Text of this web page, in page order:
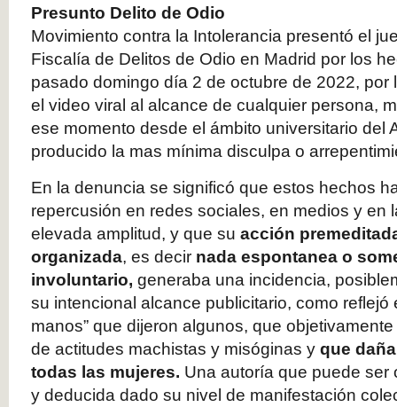
Presunto Delito de Odio
Movimiento contra la Intolerancia presentó el
Fiscalía de Delitos de Odio en Madrid por los
pasado domingo día 2 de octubre de 2022, por
el video viral al alcance de cualquier persona,
ese momento desde el ámbito universitario del
producido la mas mínima disculpa o
En la denuncia se significó que estos hechos
repercusión en redes sociales, en medios y en
elevada amplitud, y que su acción
organizada, es decir nada espontanea o
involuntario, generaba una incidencia,
su intencional alcance publicitario, como reflejó
manos” que dijeron algunos, que
de actitudes machistas y misóginas y que
todas las mujeres. Una autoría que puede ser
y deducida dado su nivel de manifestación